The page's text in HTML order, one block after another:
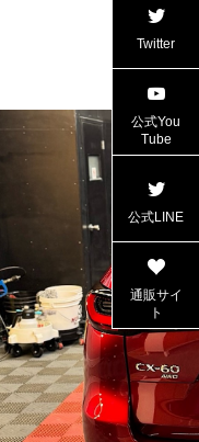
Twitter
公式You
Tube
公式LINE
通販サイ
ト